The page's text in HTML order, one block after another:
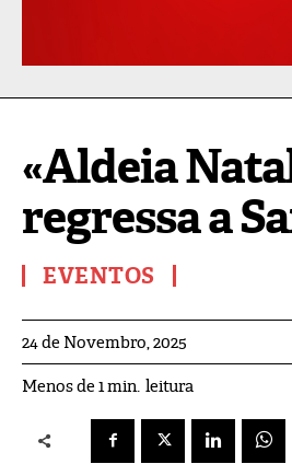
«Aldeia
regressa a
EVENTOS
24 de Novembro, 2025
Menos de 1min. leitura